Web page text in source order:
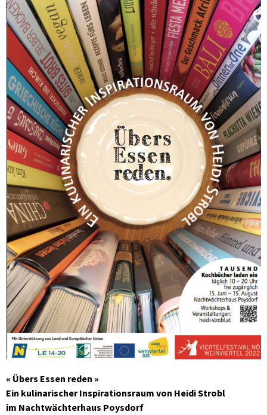
« Übers Essen reden »
Ein kulinarischer Inspirationsraum von Heidi Strobl
im Nachtwächterhaus Poysdorf